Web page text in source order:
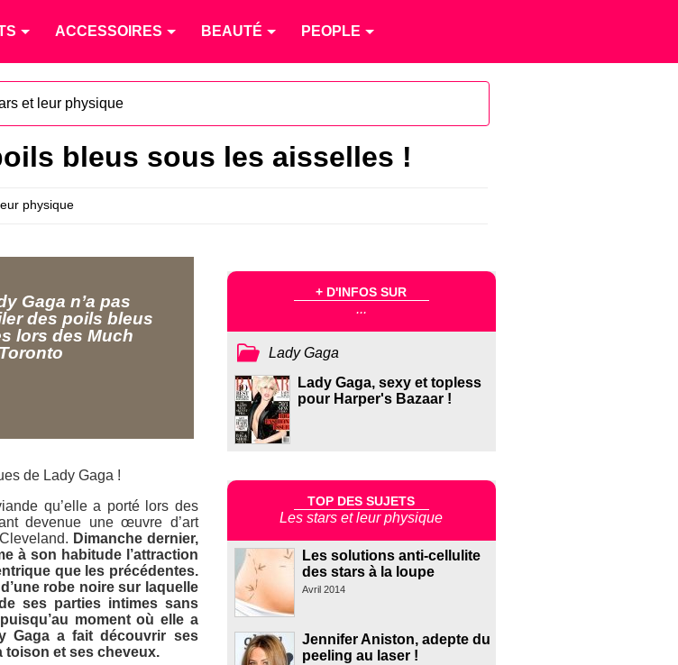
ACCESSOIRES BEAUTÉ PEOPLE
et leur physique
bleus sous les aisselles !
physique
Gaga n’a pas
des poils bleus
lors des Much
de Lady Gaga !
qu’elle a porté lors des
devenue une œuvre d’art
Dimanche dernier,
à son habitude l’attraction
que les précédentes.
robe noire sur laquelle
ses parties intimes sans
moment où elle a
Gaga a fait découvrir ses
toison et ses cheveux.
+ D'INFOS SUR
...
Lady Gaga
Lady Gaga, sexy et topless
pour Harper's Bazaar !
TOP DES SUJETS
Les stars et leur physique
Les solutions anti-cellulite
des stars à la loupe
Avril 2014
Jennifer Aniston, adepte du
peeling au laser !